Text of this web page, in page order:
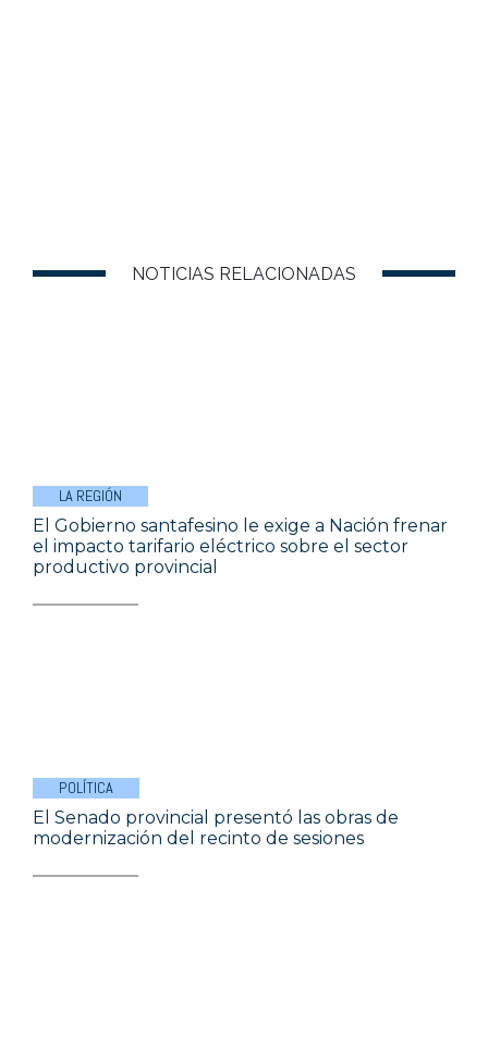
NOTICIAS RELACIONADAS
LA REGIÓN
El Gobierno santafesino le exige a Nación frenar
el impacto tarifario eléctrico sobre el sector
productivo provincial
POLÍTICA
El Senado provincial presentó las obras de
modernización del recinto de sesiones